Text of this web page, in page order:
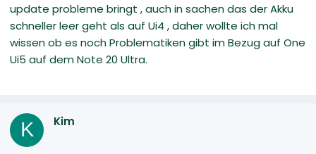
update probleme bringt , auch in sachen das der Akku
schneller leer geht als auf Ui4 , daher wollte ich mal
wissen ob es noch Problematiken gibt im Bezug auf One
Ui5 auf dem Note 20 Ultra.
K Kim